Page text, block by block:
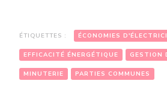
ÉTIQUETTES : ÉCONOMIES
EFFICACITÉ ÉNERGÉTIQUE GESTION
MINUTERIE PARTIES COMMUNES